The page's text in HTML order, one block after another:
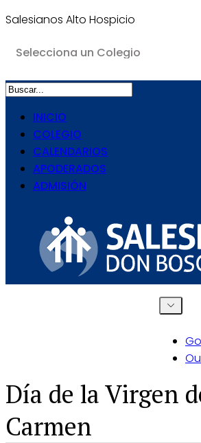
Salesianos Alto Hospicio
INICIO
COLEGIO
CALENDARIOS
APODERADOS
ADMISIÓN
Día de la Virgen
Carmen